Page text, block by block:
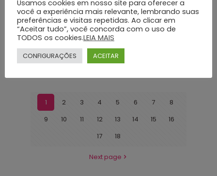
## Introdução Em momentos de luto e sensibilidade
extrema, contar com um serviço de transporte funerário
que ofereça qualidade, respeito e eficiência é
fundamental para auxiliar[…]
1 2 3 4 5 6 7
8
9
10 11 12 13 14 15
16
17
18
Next page
Usamos cookies em nosso site para oferecer a
você a experiência mais relevante, lembrando suas
preferências e visitas repetidas. Ao clicar em
“Aceitar tudo”, você concorda com o uso de
TODOS os cookies.LEIA MAIS
CONFIGURAÇÕES ACEITAR